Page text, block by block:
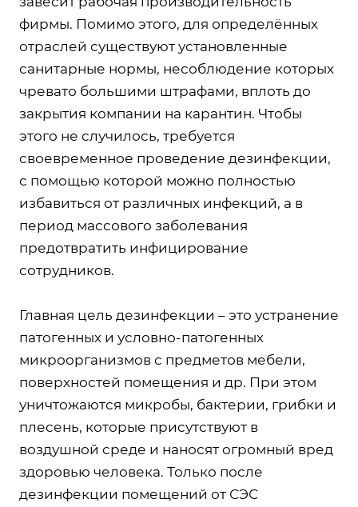
фирмы. Помимо этого, для определённых
отраслей существуют установленные
санитарные нормы, несоблюдение которых
чревато большими штрафами, вплоть до
закрытия компании на карантин. Чтобы
этого не случилось, требуется
своевременное проведение дезинфекции,
с помощью которой можно полностью
избавиться от различных инфекций, а в
период массового заболевания
предотвратить инфицирование
сотрудников.
Главная цель дезинфекции – это устранение
патогенных и условно-патогенных
микроорганизмов с предметов мебели,
поверхностей помещения и др. При этом
уничтожаются микробы, бактерии, грибки и
плесень, которые присутствуют в
воздушной среде и наносят огромный вред
здоровью человека. Только после
дезинфекции помещений от СЭС